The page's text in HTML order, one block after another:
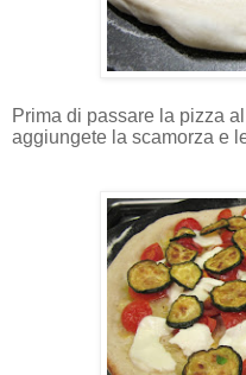
Prima di passare la pizza
aggiungete la scamorza e